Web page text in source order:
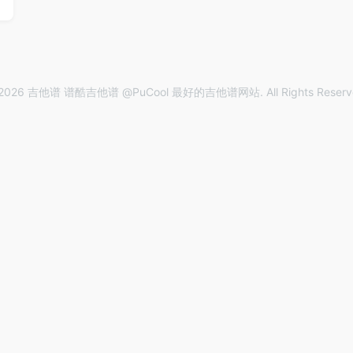
吉他谱 谱酷吉他谱 @PuCool 最好的吉他谱网站. All Rights